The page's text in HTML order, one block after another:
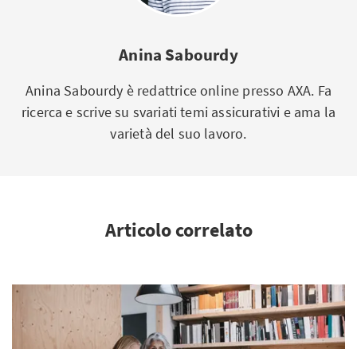
Anina Sabourdy
Anina Sabourdy è redattrice online presso AXA. Fa
ricerca e scrive su svariati temi assicurativi e ama la
varietà del suo lavoro.
Articolo correlato